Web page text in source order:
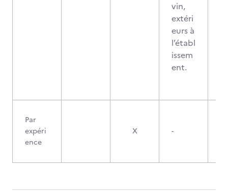
vin,
extéri
eurs à
l’établ
issem
ent.
Par
expéri
ence
X -